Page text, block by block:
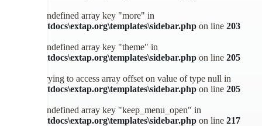
: Undefined array key "more" in
C:\xampp\htdocs\extap.org\templates\sidebar.php on line 203
: Undefined array key "theme" in
C:\xampp\htdocs\extap.org\templates\sidebar.php on line 205
: Trying to access array offset on value of type null in
C:\xampp\htdocs\extap.org\templates\sidebar.php on line 205
: Undefined array key "keep_menu_open" in
C:\xampp\htdocs\extap.org\templates\sidebar.php on line 217